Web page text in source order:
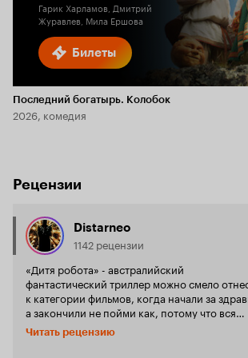
Билеты
Гарик Харламов, Дмитрий
Журавлев, Мила Ершова
Последний богатырь. Колобок
2026, комедия
Рецензии
Distarneo
1142 рецензии
«Дитя робота» - австралийский
фантастический триллер можно смело
к категории фильмов, когда начали за
а закончили не пойми как, потому что вся
первая половина фильма выглядит стильно,
серьезно, интригующе и даже интересно, но
Читать рецензию